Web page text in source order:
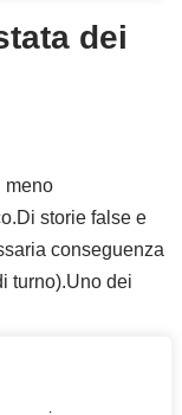
dei
meno
storie false e
conseguenza
turno).Uno dei